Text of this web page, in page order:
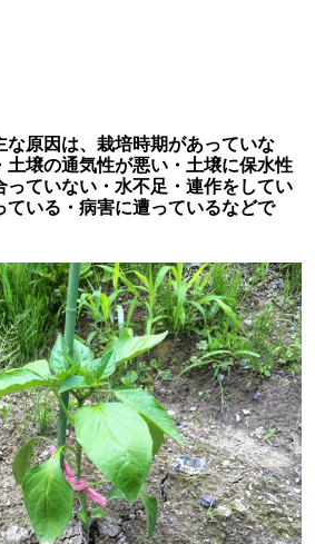
な原因は、栽培時期があっていな
土壌の通気性が悪い・土壌に保水性
っていない・水不足・連作をしてい
ている・病害に遭っているなどで